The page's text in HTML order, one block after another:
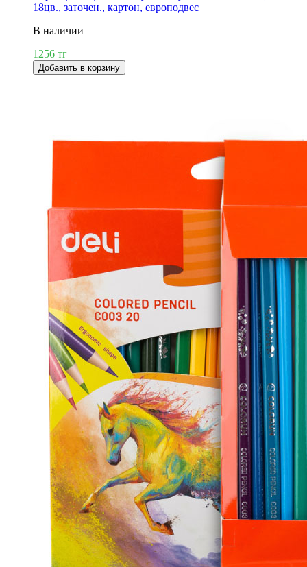
18цв., заточен., картон, европодвес
В наличии
1256 тг
Добавить в корзину